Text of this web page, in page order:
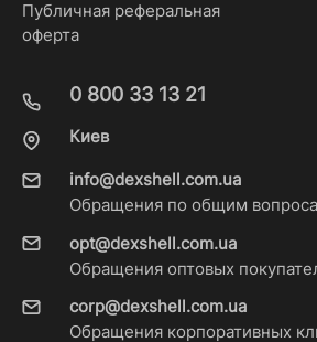
Публичная реферальная
оферта
0 800 33 13 21
Киев
info@dexshell.com.ua
Обращения по общим
opt@dexshell.com.ua
Обращения оптовых
corp@dexshell.com.ua
Обращения корпоративных